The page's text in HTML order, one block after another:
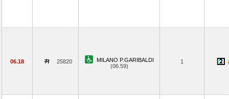
06.18 25820
MILANO P.GARIBALDI
(06.59)
1